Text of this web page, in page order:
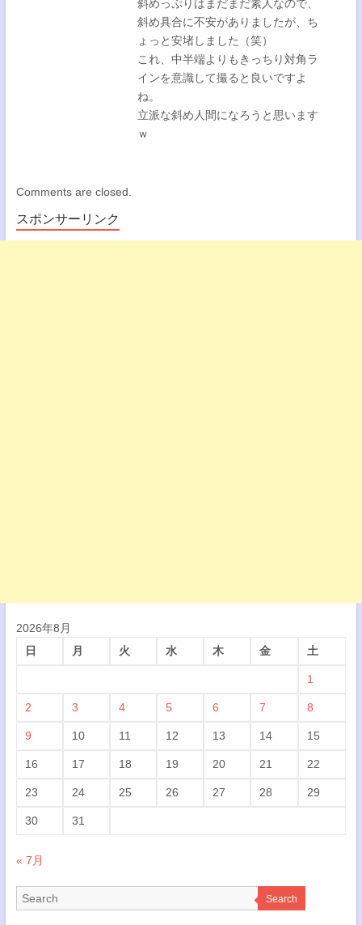
斜めっぷりはまだまだ素人なので、
斜め具合に不安がありましたが、ち
ょっと安堵しました（笑）
これ、中半端よりもきっちり対角ラ
インを意識して撮ると良いですよ
ね。
立派な斜め人間になろうと思います
ｗ
Comments are closed.
スポンサーリンク
2026年8月
日
月 火 水 木 金 土
1
2 3 4 5 6 7 8
9 10 11 12 13 14 15
16 17 18 19 20 21 22
23 24 25 26 27 28 29
30 31
« 7月
Search